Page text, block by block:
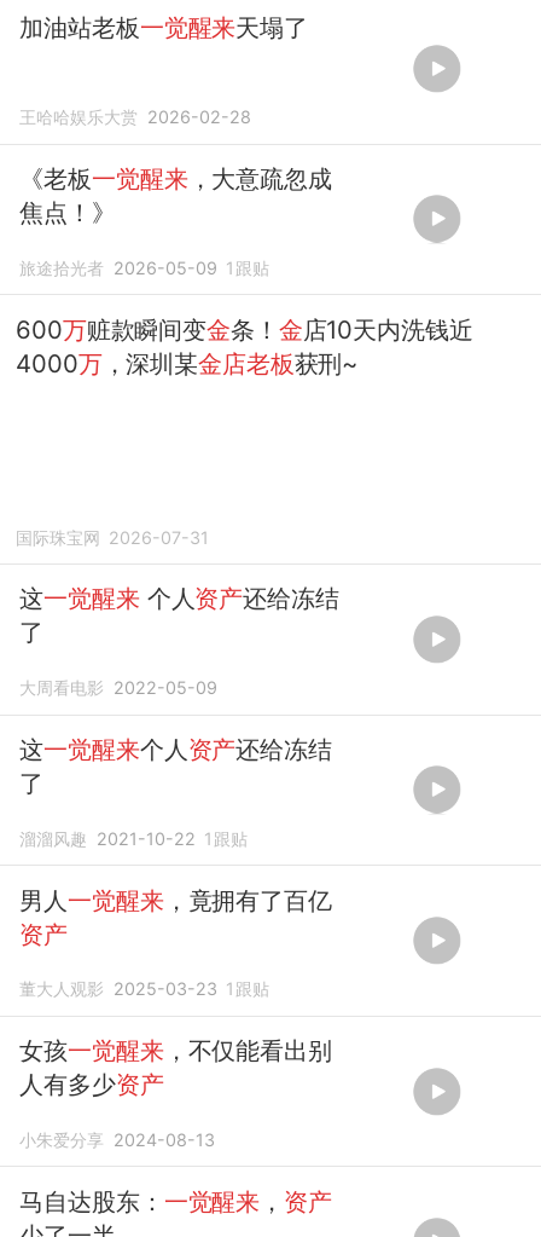
加油站老板一觉醒来天塌了
王哈哈娱乐大赏 2026-02-28
《老板一觉醒来，大意疏忽成
焦点！》
旅途拾光者 2026-05-09 1 跟贴
600万赃款瞬间变金条！ 金店10天内洗钱近
4000万，深圳某金店老板获刑~
国际珠宝网 2026-07-31
这一觉醒来个人资产还给冻结
了
大周看电影 2022-05-09
这一觉醒来个人 资产还给冻结
了
溜溜风趣 2021-10-22 1 跟贴
男人 一觉醒来，竟拥有了百亿
资产
董大人观影 2025-03-23 1 跟贴
女孩一觉醒来，不仅能看出别
人有多少资产
小朱爱分享 2024-08-13
马自达股东： 一觉醒来 ， 资产